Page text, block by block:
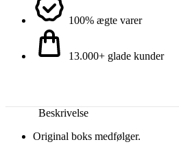
100% ægte varer
13.000+ glade kunder
Beskrivelse
Original boks medfølger.